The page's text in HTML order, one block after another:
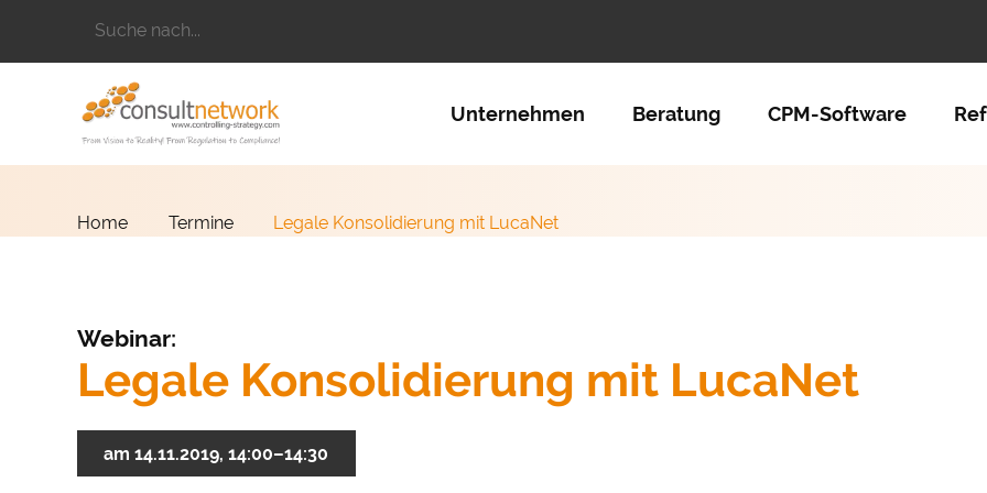
Unternehmen Beratung CPM-Software
Home Termine Legale Konsolidierung mit LucaNet
Webinar:
Legale Konsolidierung mit LucaNet
am 14.11.2019, 14:00–14:30